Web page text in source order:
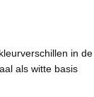
in de
als witte basis
Provence